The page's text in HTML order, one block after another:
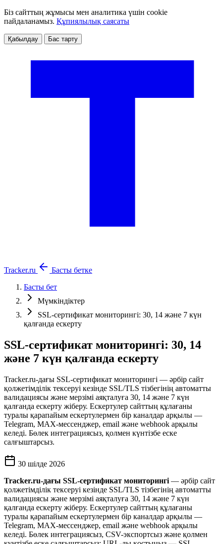
Біз сайттың жұмысы мен аналитика үшін cookie
пайдаланамыз. Құпиялылық саясаты
Қабылдау Бас тарту
Tracker.ru
Басты бетке
Басты бет
Мүмкіндіктер
SSL-сертификат мониторингі: 30, 14 және 7 күн
қалғанда ескерту
SSL-сертификат мониторингі: 30, 14
және 7 күн қалғанда ескерту
Tracker.ru-дағы SSL-сертификат мониторингі — әрбір сайт
қолжетімділік тексеруі кезінде SSL/TLS тізбегінің автоматты
валидациясы және мерзімі аяқталуға 30, 14 және 7 күн
қалғанда ескерту жіберу. Ескертулер сайттың құлағаны
туралы қарапайым ескертулермен бір каналдар арқылы —
Telegram, MAX-мессенджер, email және webhook арқылы
келеді. Бөлек интеграциясыз, қолмен күнтізбе еске
салғыштарсыз.
30 шілде 2026
Tracker.ru-дағы SSL-сертификат мониторингі — әрбір сайт
қолжетімділік тексеруі кезінде SSL/TLS тізбегінің автоматты
валидациясы және мерзімі аяқталуға 30, 14 және 7 күн
қалғанда ескерту жіберу. Ескертулер сайттың құлағаны
туралы қарапайым ескертулермен бір каналдар арқылы —
Telegram, MAX-мессенджер, email және webhook арқылы
келеді. Бөлек интеграциясыз, CSV-экспортсыз және қолмен